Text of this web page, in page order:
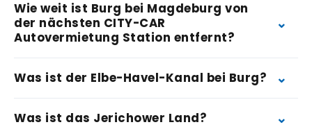
Wie weit ist Burg bei Magdeburg von
der nächsten CITY-CAR
Autovermietung Station entfernt?
Was ist der Elbe-Havel-Kanal bei Burg?
Was ist das Jerichower Land?